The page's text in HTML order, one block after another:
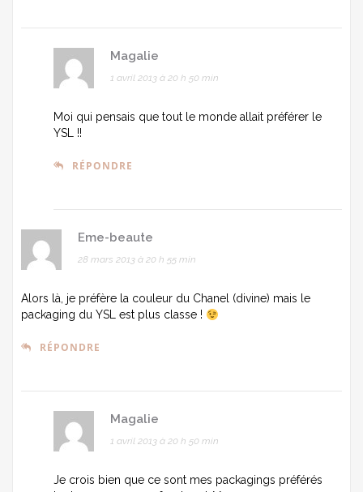
Magalie
1 avril 2013 à 20 h 50 min
Moi qui pensais que tout le monde allait préférer le
YSL !!
RÉPONDRE
Eme-beaute
28 mars 2013 à 20 h 55 min
Alors là, je préfère la couleur du Chanel (divine) mais le
packaging du YSL est plus classe !
RÉPONDRE
Magalie
1 avril 2013 à 20 h 50 min
Je crois bien que ce sont mes packagings préférés